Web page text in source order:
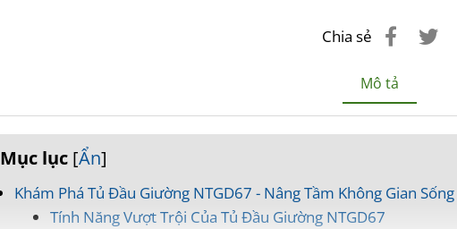
Chia sẻ
Mô tả
Mục lục [Ẩn]
Khám Phá Tủ Đầu Giường NTGD67 - Nâng Tầm Không Gian
Tính Năng Vượt Trội Của Tủ Đầu Giường NTGD67